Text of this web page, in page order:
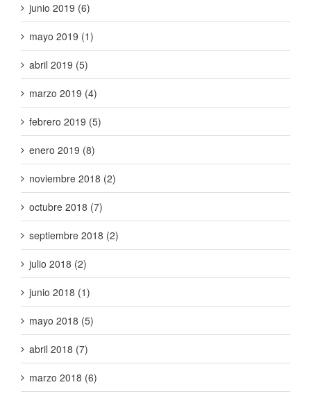
junio 2019 (6)
mayo 2019 (1)
abril 2019 (5)
marzo 2019 (4)
febrero 2019 (5)
enero 2019 (8)
noviembre 2018 (2)
octubre 2018 (7)
septiembre 2018 (2)
julio 2018 (2)
junio 2018 (1)
mayo 2018 (5)
abril 2018 (7)
marzo 2018 (6)